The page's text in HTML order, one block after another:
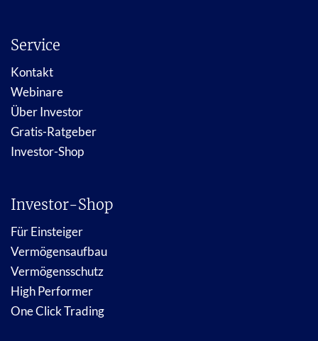
Service
Kontakt
Webinare
Über Investor
Gratis-Ratgeber
Investor-Shop
Investor-Shop
Für Einsteiger
Vermögensaufbau
Vermögensschutz
High Performer
One Click Trading